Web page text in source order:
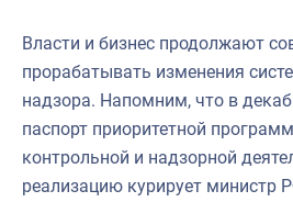
Большая африканская
Укрепление духовно-
Власти и бизнес продолжают
прорабатывать изменения
надзора. Напомним, что в
паспорт приоритетной
контрольной и надзорной
реализацию курирует министр